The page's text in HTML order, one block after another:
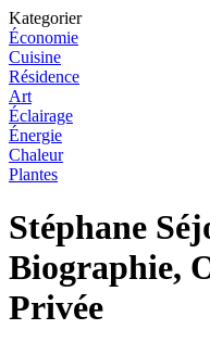
Kategorier
Économie
Cuisine
Résidence
Art
Éclairage
Énergie
Chaleur
Plantes
Stéphane
Biographie,
Privée